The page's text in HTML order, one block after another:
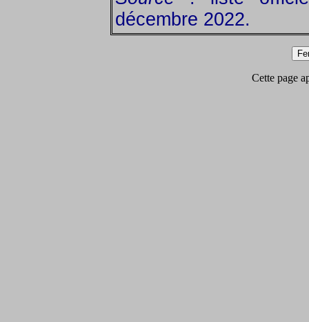
décembre 2022.
Cette page